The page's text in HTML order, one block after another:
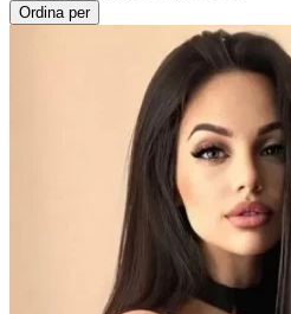
Ordina per